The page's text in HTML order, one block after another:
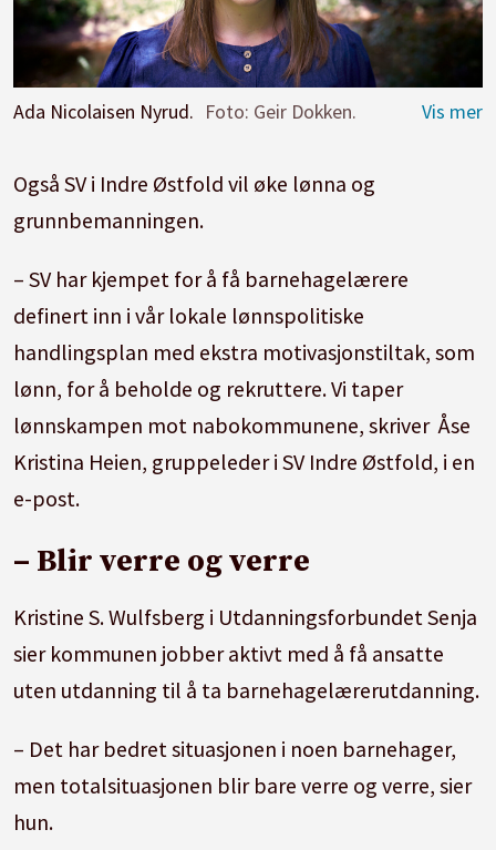
Ada Nicolaisen Nyrud. Foto: Geir Dokken.
Også SV i Indre Østfold vil øke lønna og
grunnbemanningen.
– SV har kjempet for å få barnehagelærere
definert inn i vår lokale lønnspolitiske
handlingsplan med ekstra motivasjonstiltak, som
lønn, for å beholde og rekruttere. Vi taper
lønnskampen mot nabokommunene, skriver Åse
Kristina Heien, gruppeleder i SV Indre Østfold, i en
e-post.
– Blir verre og verre
Kristine S. Wulfsberg i Utdanningsforbundet Senja
sier kommunen jobber aktivt med å få ansatte
uten utdanning til å ta barnehagelærerutdanning.
– Det har bedret situasjonen i noen barnehager,
men totalsituasjonen blir bare verre og verre, sier
hun.